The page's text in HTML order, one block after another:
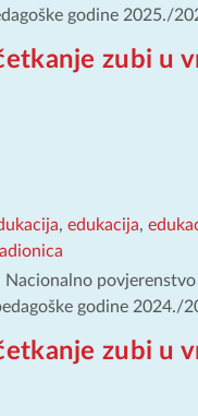
godine 2025./
zubi u
, edukacija,
Nacionalno
godine 2024./
zubi u